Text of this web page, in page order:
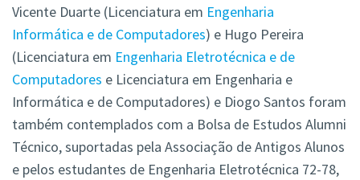
Vicente Duarte (Licenciatura em Engenharia
Informática e de Computadores) e Hugo Pereira
(Licenciatura em Engenharia Eletrotécnica e de
Computadores e Licenciatura em Engenharia e
Informática e de Computadores) e Diogo Santos foram
também contemplados com a Bolsa de Estudos Alumni
Técnico, suportadas pela Associação de Antigos Alunos
e pelos estudantes de Engenharia Eletrotécnica 72-78,